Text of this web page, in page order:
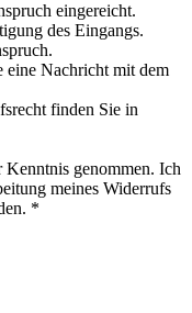
eingereicht.
des Eingangs.
eine Nachricht mit dem
finden Sie in
Kenntnis genommen. Ich
meines Widerrufs
*